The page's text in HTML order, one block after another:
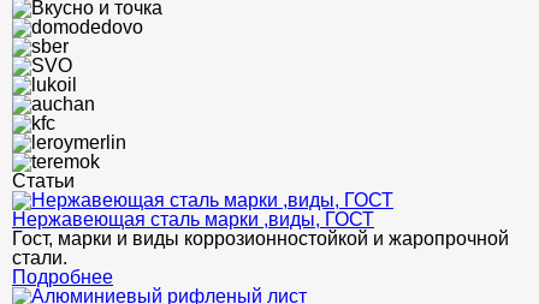
Статьи
Нержавеющая сталь марки ,виды, ГОСТ
Гост, марки и виды коррозионностойкой и жаропрочной
стали.
Подробнее